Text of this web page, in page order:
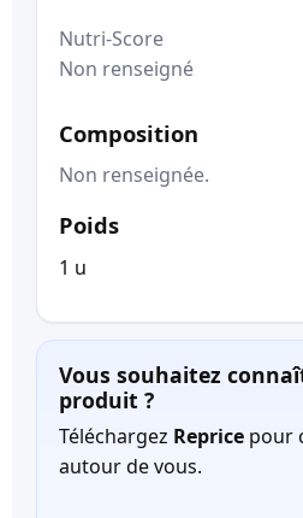
Nutri-Score
Non renseigné
Composition
Non renseignée.
Poids
1 u
Vous souhaitez
produit ?
Téléchargez Reprice pour
autour de vous.